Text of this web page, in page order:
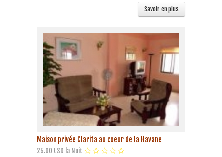
Savoir en plus
Maison privée Clarita au coeur de la Havane
25.00 USD la Nuit